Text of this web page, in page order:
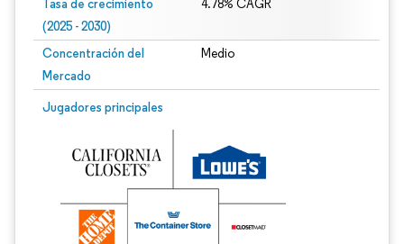
Tasa de crecimiento
(2025 - 2030)
4.78% CAGR
Concentración del
Mercado
Medio
Jugadores principales
Imagen © Mordor Intelligence. El uso requiere atribución según CC BY 4.0.